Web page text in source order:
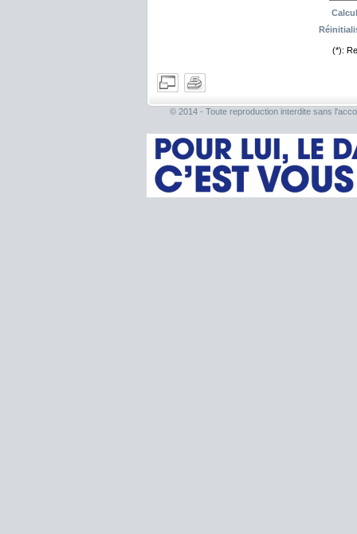
(*):
© 2014 - Toute reproduction interdite sans